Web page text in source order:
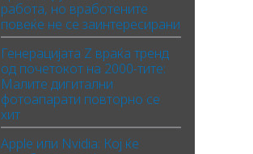
работа, но вработените
повеќе не се заинтересирани
Генерацијата Z враќа тренд
од почетокот на 2000-тите:
Малите дигитални
фотоапарати повторно се
хит
Apple или Nvidia: Кој ќе